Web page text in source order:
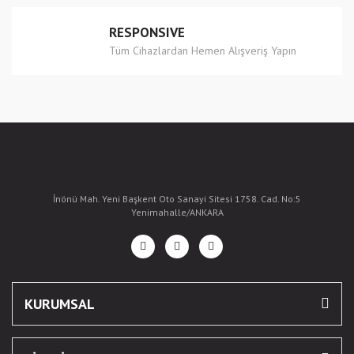
RESPONSIVE
Tüm Cihazlardan Hemen Alışveriş Yapın
İnönü Mah. Yeni Başkent Oto Sanayi Sitesi 1758. Cad. No:5
Yenimahalle/ANKARA
KURUMSAL